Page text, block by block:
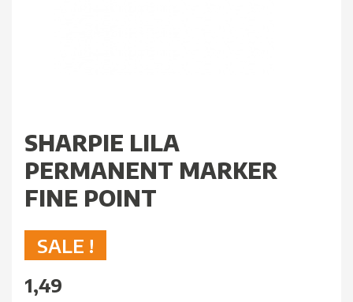
SHARPIE LILA
PERMANENT MARKER
FINE POINT
SALE !
1,49